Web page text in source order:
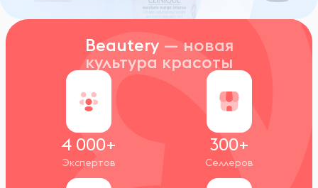
Beautery — новая
культура красоты
4 000+
Экспертов
300+
Селлеров